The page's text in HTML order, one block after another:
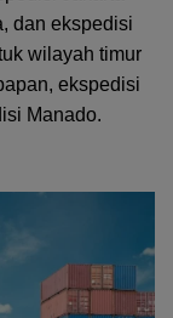
dan ekspedisi
wilayah timur
ekspedisi
Manado.